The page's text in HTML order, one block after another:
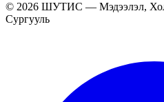
© 2026 ШУТИС — Мэдээлэл,
Сургууль